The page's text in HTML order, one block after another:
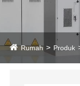
Rumah Produk